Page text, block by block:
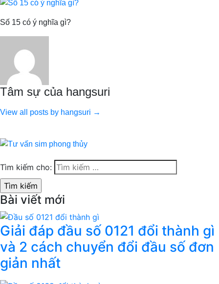
Số 15 có ý nghĩa gì?
Tâm sự của hangsuri
View all posts by hangsuri →
Tìm kiếm cho:
Bài viết mới
Giải đáp đầu số 0121 đổi thành gì
và 2 cách chuyển đổi đầu số đơn
giản nhất